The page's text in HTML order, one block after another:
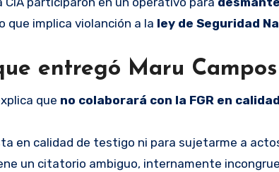
que implica violanción a la ley de Seguridad
entregó Maru
que no colaborará con la FGR en
en calidad de testigo ni para sujetarme a
un citatorio ambiguo, internamente